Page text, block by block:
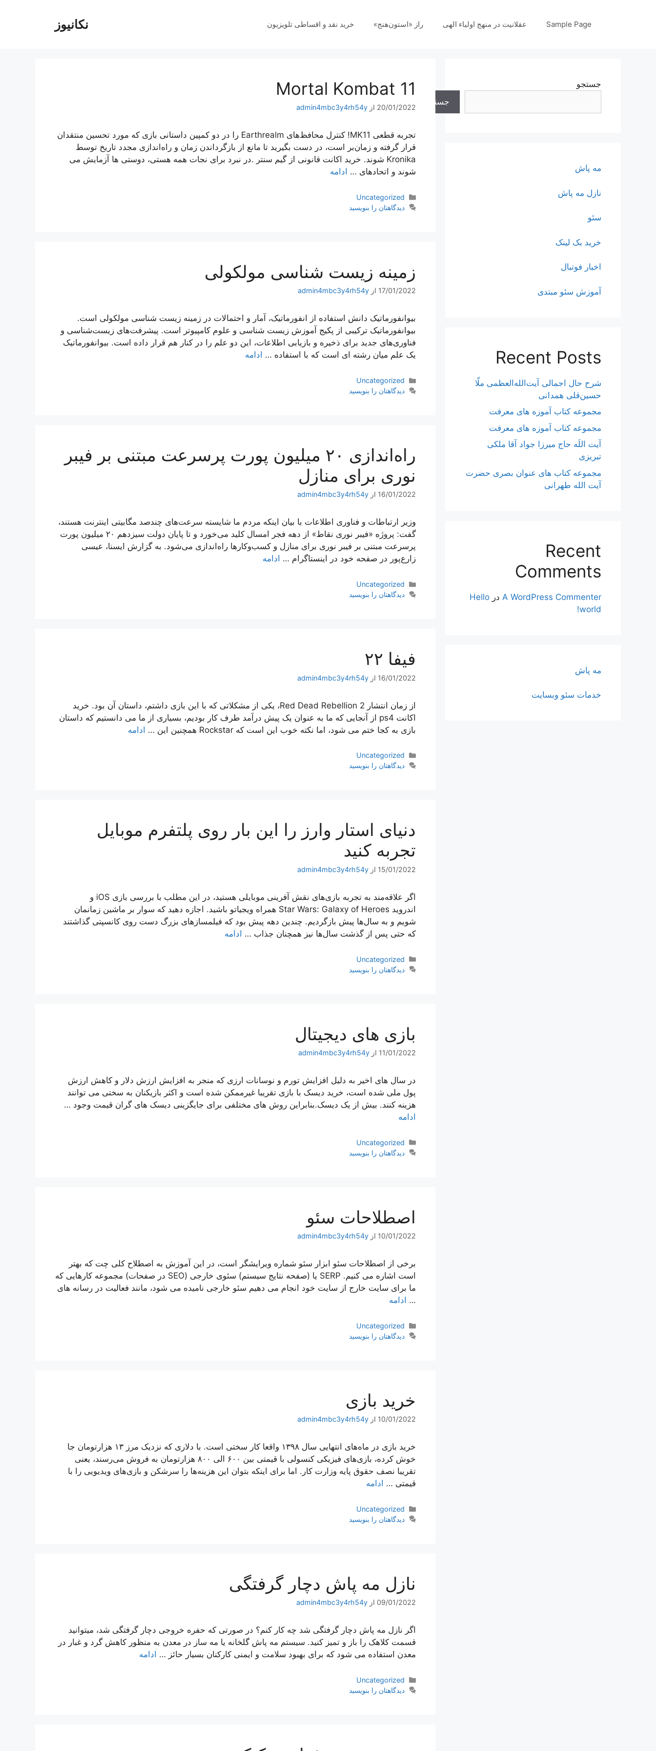
نکانیوز Sample Page عقلانیت در منهج اولیاء الهی راز «استون‌هنج» خرید نقد و اقساطی تلویزیون
Mortal Kombat 11
20/01/2022 از admin4mbc3y4rh54y
تجربه قطعی MK11! کنترل محافظ‌های Earthrealm را در دو کمپین داستانی بازی که مورد تحسین منتقدان
قرار گرفته و زمان‌بر است، در دست بگیرید تا مانع از بازگرداندن زمان و راه‌اندازی مجدد تاریخ توسط
Kronika شوند. خرید اکانت قانونی از گیم سنتر .در نبرد برای نجات همه هستی، دوستی ها آزمایش می
شوند و اتحادهای … ادامه
دسته‌ها
Uncategorized
دیدگاهتان را بنویسید
زمینه زیست شناسی مولکولی
17/01/2022 از admin4mbc3y4rh54y
بیوانفورماتیک دانش استفاده از انفورماتیک، آمار و احتمالات در زمینه زیست شناسی مولکولی است.
بیوانفورماتیک ترکیبی از پکیج آموزش زیست شناسی و علوم کامپیوتر است. پیشرفت‌های زیست‌شناسی و
فناوری‌های جدید برای ذخیره و بازیابی اطلاعات، این دو علم را در کنار هم قرار داده است. بیوانفورماتیک
یک علم میان رشته ای است که با استفاده … ادامه
دسته‌ها
Uncategorized
دیدگاهتان را بنویسید
راه‌اندازی ۲۰‌ میلیون پورت پرسرعت مبتنی بر فیبر
نوری برای منازل
16/01/2022 از admin4mbc3y4rh54y
وزیر ارتباطات و فناوری اطلاعات با بیان اینکه مردم ما شایسته سرعت‌های چندصد مگابیتی اینترنت هستند،
گفت: پروژه «فیبر نوری نقاط» از دهه فجر امسال کلید می‌خورد و تا پایان دولت سیزدهم ۲۰‌ میلیون پورت
پرسرعت مبتنی بر فیبر نوری برای منازل و کسب‌وکارها راه‌اندازی می‌شود. به گزارش ایسنا، عیسی
زارع‌پور در صفحه خود در اینستاگرام … ادامه
دسته‌ها
Uncategorized
دیدگاهتان را بنویسید
فیفا ۲۲
16/01/2022 از admin4mbc3y4rh54y
از زمان انتشار Red Dead Rebellion 2، یکی از مشکلاتی که با این بازی داشتم، داستان آن بود. خرید
اکانت ps4 از آنجایی که ما به عنوان یک پیش درآمد طرف کار بودیم، بسیاری از ما می دانستیم که داستان
بازی به کجا ختم می شود، اما نکته خوب این است که Rockstar همچنین این …
ادامه
دسته‌ها
Uncategorized
دیدگاهتان را بنویسید
دنیای استار وارز را این‌ بار روی پلتفرم موبایل
تجربه کنید
15/01/2022 از admin4mbc3y4rh54y
اگر علاقه‌مند به تجربه بازی‌های نقش آفرینی موبایلی هستید، در این مطلب با بررسی بازی iOS و
اندروید Star Wars: Galaxy of Heroes همراه ویجیاتو باشید. اجازه دهید که سوار بر ماشین زمانمان
شویم و به سال‌ها پیش بازگردیم. چندین دهه پیش بود که فیلمساز‌های بزرگ دست روی کانسپتی گذاشتند
که حتی پس از گذشت سال‌ها نیز همچنان جذاب … ادامه
دسته‌ها
Uncategorized
دیدگاهتان را بنویسید
بازی های دیجیتال
11/01/2022 از admin4mbc3y4rh54y
در سال های اخیر به دلیل افزایش تورم و نوسانات ارزی که منجر به افزایش ارزش دلار و کاهش ارزش
پول ملی شده است، خرید دیسک با بازی تقریبا غیرممکن شده است و اکثر بازیکنان به سختی می توانند
هزینه کنند. بیش از یک دیسک.بنابراین روش های مختلفی برای جایگزینی دیسک های گران قیمت وجود …
ادامه
دسته‌ها
Uncategorized
دیدگاهتان را بنویسید
اصطلاحات سئو
10/01/2022 از admin4mbc3y4rh54y
برخی از اصطلاحات سئو ابزار سئو شماره ویرایشگر است، در این آموزش به اصطلاح کلی چت که بهتر
است اشاره می کنیم. SERP یا (صفحه نتایج سیستم) سئوی خارجی (SEO در صفحات) مجموعه کارهایی که
ما برای سایت خارج از سایت خود انجام می دهیم سئو خارجی نامیده می شود، مانند فعالیت در رسانه های
… ادامه
دسته‌ها
Uncategorized
دیدگاهتان را بنویسید
خرید بازی
10/01/2022 از admin4mbc3y4rh54y
خرید بازی در ماه‌های انتهایی سال ۱۳۹۸ واقعا کار سختی است. با دلاری که نزدیک مرز ۱۳ هزارتومان جا
خوش کرده، بازی‌های فیزیکی کنسولی با قیمتی بین ۶۰۰ الی ۸۰۰ هزارتومان به فروش می‌رسند، یعنی
تقریبا نصف حقوق پایه وزارت کار. اما برای اینکه بتوان این هزینه‌ها را سرشکن و بازی‌های ویدیویی را با
قیمتی‌ … ادامه
دسته‌ها
Uncategorized
دیدگاهتان را بنویسید
نازل مه پاش دچار گرفتگی
09/01/2022 از admin4mbc3y4rh54y
اگر نازل مه پاش دچار گرفتگی شد چه کار کنم؟ در صورتی که حفره خروجی دچار گرفتگی شد، میتوانید
قسمت کلاهک را باز و تمیز کنید. سیستم مه پاش گلخانه یا مه ساز در معدن به منظور کاهش گرد و غبار در
معدن استفاده می شود که برای بهبود سلامت و ایمنی کارکنان بسیار حائز … ادامه
دسته‌ها
Uncategorized
دیدگاهتان را بنویسید
جستجو
جستجو
مه پاش
نازل مه پاش
سئو
خرید بک لینک
اخبار فوتبال
آموزش سئو مبتدی
Recent Posts
شرح حال اجمالی آیت‌الله‌العظمی ملّا
حسین‌قلی همدانی
مجموعه کتاب آموزه های معرفت
مجموعه کتاب آموزه های معرفت
آیت اللَه حاج میرزا جواد آقا ملکی
تبریزی
مجموعه کتاب های عنوان بصری حضرت
آیت الله طهرانی
Recent
Comments
A WordPress Commenter در Hello
world!
مه پاش
خدمات سئو وبسایت